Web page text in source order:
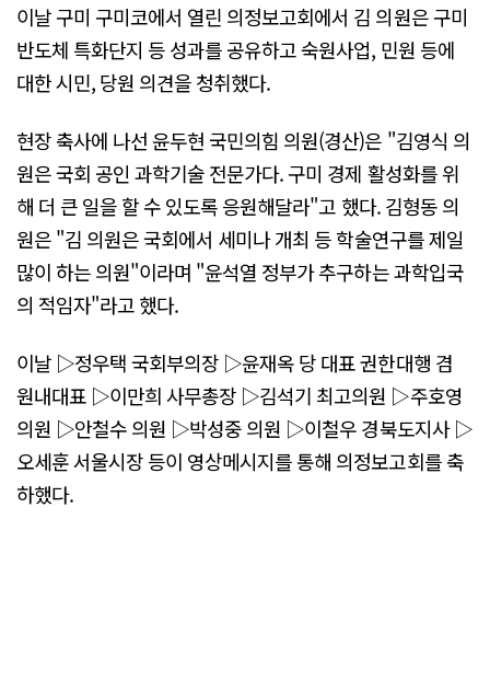
이날 구미 구미코에서 열린 의정보고회에서 김 의원은 구미
반도체 특화단지 등 성과를 공유하고 숙원사업, 민원 등에
대한 시민, 당원 의견을 청취했다.
현장 축사에 나선 윤두현 국민의힘 의원(경산)은 "김영식 의
원은 국회 공인 과학기술 전문가다. 구미 경제 활성화를 위
해 더 큰 일을 할 수 있도록 응원해달라"고 했다. 김형동 의
원은 "김 의원은 국회에서 세미나 개최 등 학술연구를 제일
많이 하는 의원"이라며 "윤석열 정부가 추구하는 과학입국
의 적임자"라고 했다.
이날 ▷정우택 국회부의장 ▷윤재옥 당 대표 권한대행 겸
원내대표 ▷이만희 사무총장 ▷김석기 최고의원 ▷주호영
의원 ▷안철수 의원 ▷박성중 의원 ▷이철우 경북도지사 ▷
오세훈 서울시장 등이 영상메시지를 통해 의정보고회를 축
하했다.